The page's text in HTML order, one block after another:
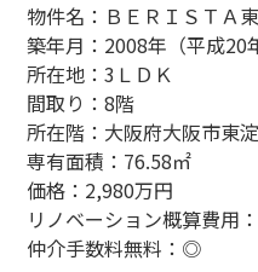
物件名：ＢＥＲＩＳＴＡ
築年月：2008年（平成20
所在地：3ＬＤＫ
間取り：8階
所在階：大阪府大阪市東
専有面積：76.58㎡
価格：2,980万円
リノベーション概算費用
仲介手数料無料：◎